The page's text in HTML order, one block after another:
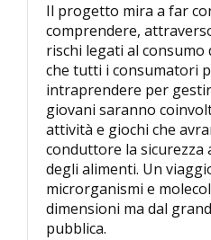
Il progetto mira a far
comprendere,
rischi legati al consumo
che tutti i consumatori
intraprendere per
giovani saranno
attività e giochi che
conduttore la sicurezza
degli alimenti. Un
microrganismi e
dimensioni ma dal
pubblica.